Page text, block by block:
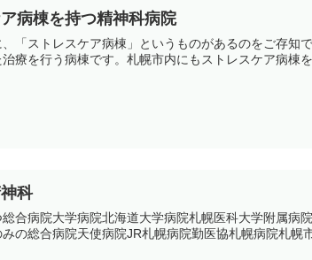
病棟を持つ精神科病院
「ストレスケア病棟」というものがあるのをご存知
療を行う病棟です。札幌市内にもストレスケア病棟
科
合病院大学病院北海道大学病院札幌医科大学附属病
の総合病院天使病院JR札幌病院勤医協札幌病院札幌